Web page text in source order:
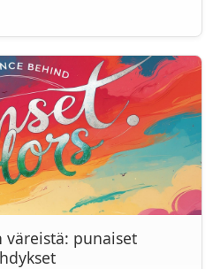
punaiset